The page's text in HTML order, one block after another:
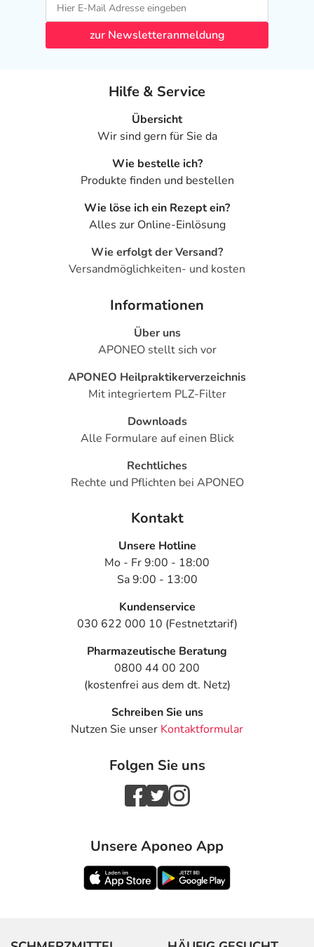
zur Newsletteranmeldung
Hilfe & Service
Übersicht
Wir sind gern für Sie da
Wie bestelle ich?
Produkte finden und bestellen
Wie löse ich ein Rezept ein?
Alles zur Online-Einlösung
Wie erfolgt der Versand?
Versandmöglichkeiten- und kosten
Informationen
Über uns
APONEO stellt sich vor
APONEO Heilpraktikerverzeichnis
Mit integriertem PLZ-Filter
Downloads
Alle Formulare auf einen Blick
Rechtliches
Rechte und Pflichten bei APONEO
Kontakt
Unsere Hotline
Mo - Fr 9:00 - 18:00
Sa 9:00 - 13:00
Kundenservice
030 622 000 10 (Festnetztarif)
Pharmazeutische Beratung
0800 44 00 200
(kostenfrei aus dem dt. Netz)
Schreiben Sie uns
Nutzen Sie unser Kontaktformular
Folgen Sie uns
Unsere Aponeo App